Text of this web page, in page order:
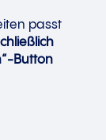
passt
Button